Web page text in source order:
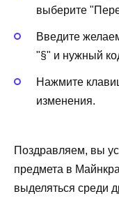
выберите
Введите
"§" и нужный
Нажмите
изменения.
Поздравляем, вы
предмета в
выделяться среди